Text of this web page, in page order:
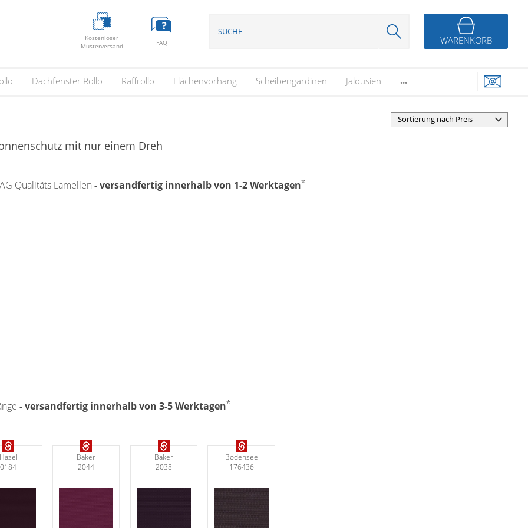
Kostenloser
Musterversand
FAQ WARENKORB
Dachfenster Rollo Raffrollo Flächenvorhang Scheibengardinen Jalousien ...
mit nur einem Dreh
Qualitäts Lamellen- versandfertig innerhalb von 1-2 Werktagen*
- versandfertig innerhalb von 3-5 Werktagen*
Hazel
0184
Baker
2044
Baker
2038
Bodensee
176436